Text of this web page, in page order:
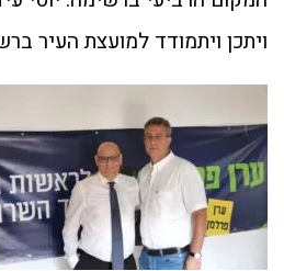
ויתכן ויתמודד למועצת העיר